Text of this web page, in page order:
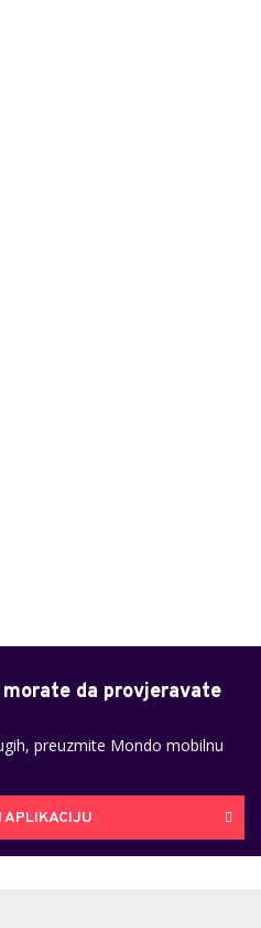
da provjeravate
preuzmite Mondo mobilnu
APLIKACIJU